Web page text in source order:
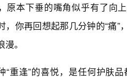
原本下垂的嘴角似乎有了向
，你再回想起那几分钟的“痛
。
“重逢”的喜悦，是任何护肤